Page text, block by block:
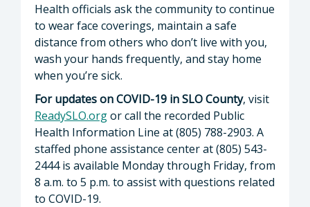
Health officials ask the community to continue
to wear face coverings, maintain a safe
distance from others who don’t live with you,
wash your hands frequently, and stay home
when you’re sick.
For updates on COVID-19 in SLO County, visit
ReadySLO.orgor call the recorded Public
Health Information Line at (805) 788-2903. A
staffed phone assistance center at (805) 543-
2444 is available Monday through Friday, from
8 a.m. to 5 p.m. to assist with questions related
to COVID-19.